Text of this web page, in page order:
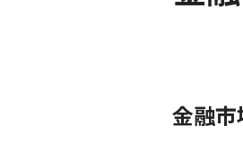
金融市